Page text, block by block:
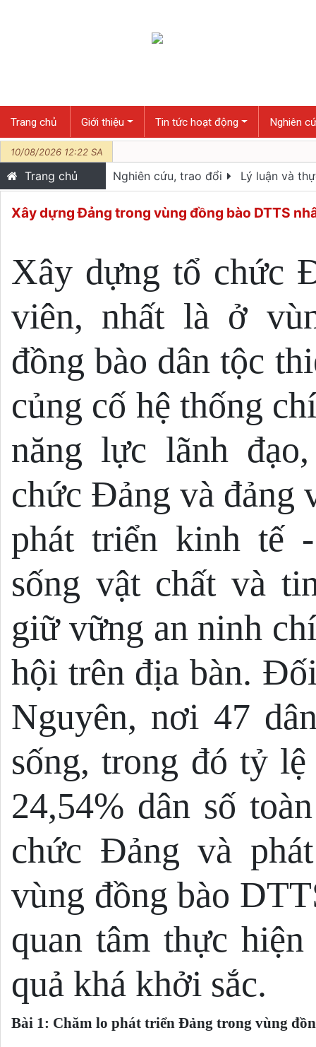
10/08/2026 12:22 SA
Trang chủ Giới thiệu Tin tức hoạt động Nghiên
Trang chủ Nghiên cứu, trao đổi Lý luận và
Xây dựng Ðảng trong vùng đồng bào DTTS
Xây dựng tổ chức
viên, nhất là ở
đồng bào dân tộc
củng cố hệ thống
năng lực lãnh
chức Đảng và đảng
phát triển kinh tế
sống vật chất và
giữ vững an ninh
hội trên địa bàn.
Nguyên, nơi 47
sống, trong đó tỷ
24,54% dân số
chức Đảng và
vùng đồng bào
quan tâm thực
quả khá khởi sắc.
Bài 1: Chăm lo phát triển Đảng trong vùng